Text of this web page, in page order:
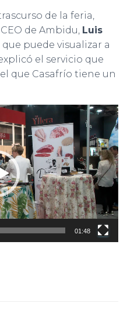
de la feria,
de Ambidu, Luis
puede visualizar a
el servicio que
que Casafrío tiene un
01:48